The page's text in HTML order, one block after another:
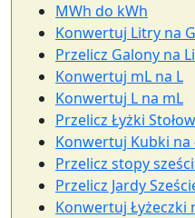
MWh do kWh
Konwertuj Litry na
Przelicz Galony na
Konwertuj mL na L
Konwertuj L na mL
Przelicz Łyżki
Konwertuj Kubki na
Przelicz stopy
Przelicz Jardy
Konwertuj Łyżeczki